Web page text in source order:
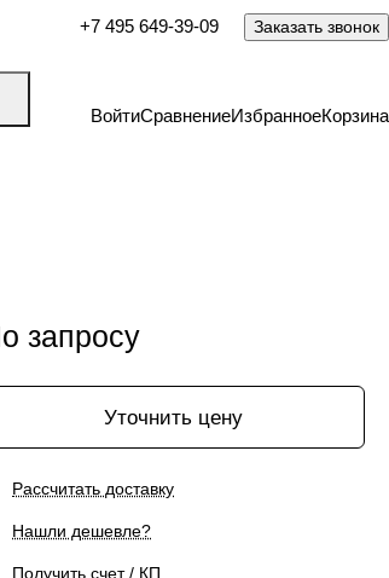
+7 495 649-39-09 Заказать звонок
ВойтиСравнениеИзбранноеКорзина
запросу
Уточнить цену
Рассчитать доставку
Нашли дешевле?
Получить счет / КП